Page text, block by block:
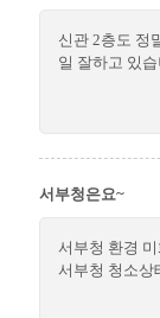
신관 2층도 정
일 잘하고 있
서부청은요~
서부청 환경
서부청 청소상